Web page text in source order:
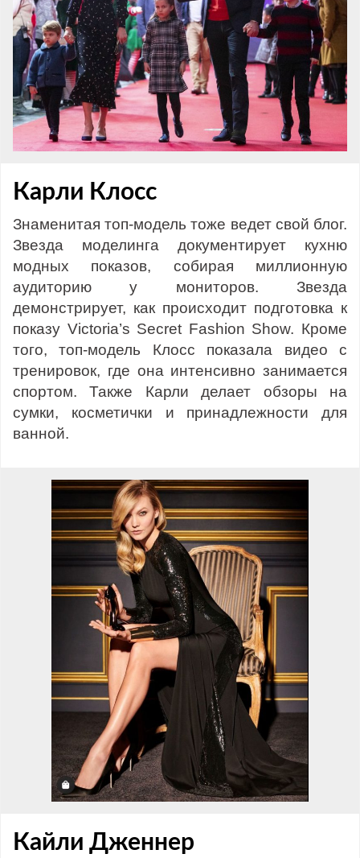
Карли Клосс
Знаменитая топ-модель тоже ведет свой блог.
Звезда моделинга документирует кухню
модных показов, собирая миллионную
аудиторию у мониторов. Звезда
демонстрирует, как происходит подготовка к
показу Victoria’s Secret Fashion Show. Кроме
того, топ-модель Клосс показала видео с
тренировок, где она интенсивно занимается
спортом. Также Карли делает обзоры на
сумки, косметички и принадлежности для
ванной.
Кайли Дженнер